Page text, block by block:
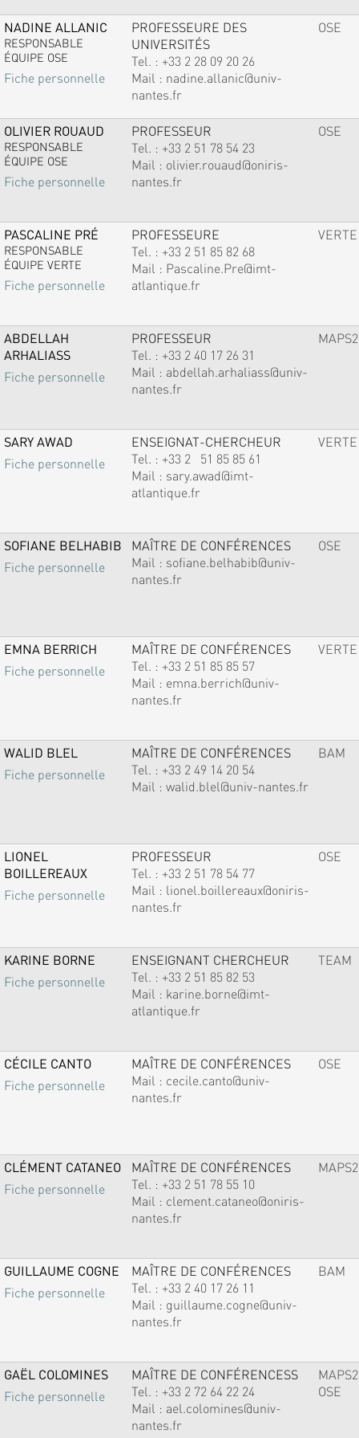
NADINE ALLANIC
RESPONSABLE
ÉQUIPE OSE
Fiche personnelle
PROFESSEURE DES
UNIVERSITÉS
Tel. : +33 2 28 09 20 26
Mail : nadine.allanic@univ-
nantes.fr
OSE
OLIVIER ROUAUD
RESPONSABLE
ÉQUIPE OSE
Fiche personnelle
PROFESSEUR
Tel. : +33 2 51 78 54 23
Mail : olivier.rouaud@oniris-
nantes.fr
OSE
PASCALINE PRÉ
RESPONSABLE
ÉQUIPE VERTE
Fiche personnelle
PROFESSEURE
Tel. : +33 2 51 85 82 68
Mail : Pascaline.Pre@imt-
atlantique.fr
VERTE
ABDELLAH
ARHALIASS
Fiche personnelle
PROFESSEUR
Tel. : +33 2 40 17 26 31
Mail : abdellah.arhaliass@univ-
nantes.fr
MAPS2
SARY AWAD
Fiche personnelle
ENSEIGNAT-CHERCHEUR
Tel. : +33 2 51 85 85 61
Mail : sary.awad@imt-
atlantique.fr
VERTE
SOFIANE BELHABIB
Fiche personnelle
MAÎTRE DE CONFÉRENCES
Mail : sofiane.belhabib@univ-
nantes.fr
OSE
EMNA BERRICH
Fiche personnelle
MAÎTRE DE CONFÉRENCES
Tel. : +33 2 51 85 85 57
Mail : emna.berrich@univ-
nantes.fr
VERTE
WALID BLEL
Fiche personnelle
MAÎTRE DE CONFÉRENCES
Tel. : +33 2 49 14 20 54
Mail : walid.blel@univ-nantes.fr
BAM
LIONEL
BOILLEREAUX
Fiche personnelle
PROFESSEUR
Tel. : +33 2 51 78 54 77
Mail : lionel.boillereaux@oniris-
nantes.fr
OSE
KARINE BORNE
Fiche personnelle
ENSEIGNANT CHERCHEUR
Tel. : +33 2 51 85 82 53
Mail : karine.borne@imt-
atlantique.fr
TEAM
CÉCILE CANTO
Fiche personnelle
MAÎTRE DE CONFÉRENCES
Mail : cecile.canto@univ-
nantes.fr
OSE
CLÉMENT CATANEO
Fiche personnelle
MAÎTRE DE CONFÉRENCES
Tel. : +33 2 51 78 55 10
Mail : clement.cataneo@oniris-
nantes.fr
MAPS2
GUILLAUME COGNE
Fiche personnelle
MAÎTRE DE CONFÉRENCES
Tel. : +33 2 40 17 26 11
Mail : guillaume.cogne@univ-
nantes.fr
BAM
GAËL COLOMINES
Fiche personnelle
MAÎTRE DE CONFÉRENCESS
Tel. : +33 2 72 64 22 24
Mail : ael.colomines@univ-
nantes.fr
MAPS2
OSE